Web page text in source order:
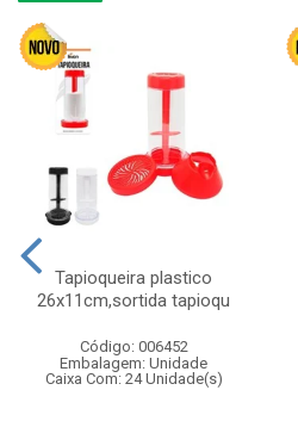
Tapioqueira plastico
26x11cm,sortida tapioqu
Código: 006452
Embalagem: Unidade
Caixa Com: 24 Unidade(s)